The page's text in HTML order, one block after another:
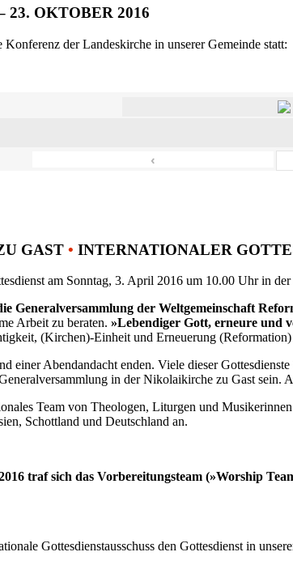
23. OKTOBER 2016
der Landeskirche in unserer Gemeinde statt:
‹
GAST • INTERNATIONALER
am Sonntag, 3. April 2016 um 10.00 Uhr in
Generalversammlung der Weltgemeinschaft
Arbeit zu beraten. »Lebendiger Gott, erneure und
(Kirchen)-Einheit und Erneuerung (Reformation)
einer Abendandacht enden. Viele dieser
in der Nikolaikirche zu Gast sein.
Team von Theologen, Liturgen und
Schottland und Deutschland an.
traf sich das Vorbereitungsteam (»Worship
Gottesdienstausschuss den Gottesdienst in